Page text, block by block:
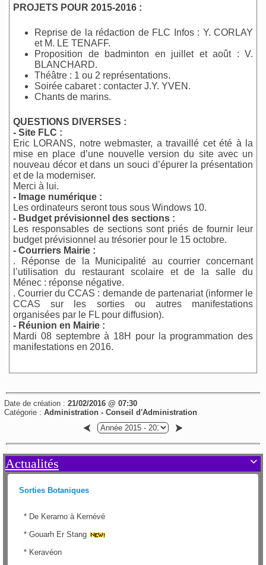
PROJETS POUR 2015-2016 :
Reprise de la rédaction de FLC Infos : Y. CORLAY
et M. LE TENAFF.
Proposition de badminton en juillet et août : V.
BLANCHARD.
Théâtre : 1 ou 2 représentations.
Soirée cabaret : contacter J.Y. YVEN.
Chants de marins.
QUESTIONS DIVERSES :
- Site FLC :
Eric LORANS, notre webmaster, a travaillé cet été à la
mise en place d’une nouvelle version du site avec un
nouveau décor et dans un souci d’épurer la présentation
et de la moderniser.
Merci à lui.
- Image numérique :
Les ordinateurs seront tous sous Windows 10.
- Budget prévisionnel des sections :
Les responsables de sections sont priés de fournir leur
budget prévisionnel au trésorier pour le 15 octobre.
- Courriers Mairie :
. Réponse de la Municipalité au courrier concernant
l’utilisation du restaurant scolaire et de la salle du
Ménec : réponse négative.
. Courrier du CCAS : demande de partenariat (informer le
CCAS sur les sorties ou autres manifestations
organisées par le FL pour diffusion).
- Réunion en Mairie :
Mardi 08 septembre à 18H pour la programmation des
manifestations en 2016.
Date de création : 21/02/2016 @ 07:30
Catégorie : Administration - Conseil d'Administration

Actualités
Sorties Botaniques
* De Kerarno à Kernévé
* Gouarh Er Stang
* Keravéon